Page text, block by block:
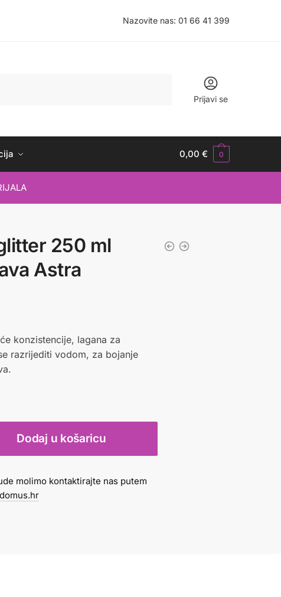
Nazovite nas: 01 66 41 399
Prijavi se
0,00€ 0
250 ml
Astra
konzistencije, lagana za
razrijediti vodom, za bojanje
Dodaj u košaricu
molimo kontaktirajte nas putem